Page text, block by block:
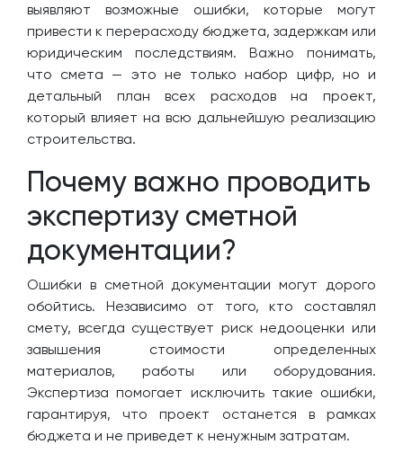
выявляют возможные ошибки, которые могут
привести к перерасходу бюджета, задержкам или
юридическим последствиям. Важно понимать,
что смета — это не только набор цифр, но и
детальный план всех расходов на проект,
который влияет на всю дальнейшую реализацию
строительства.
Почему важно проводить
экспертизу сметной
документации?
Ошибки в сметной документации могут дорого
обойтись. Независимо от того, кто составлял
смету, всегда существует риск недооценки или
завышения стоимости определенных
материалов, работы или оборудования.
Экспертиза помогает исключить такие ошибки,
гарантируя, что проект останется в рамках
бюджета и не приведет к ненужным затратам.